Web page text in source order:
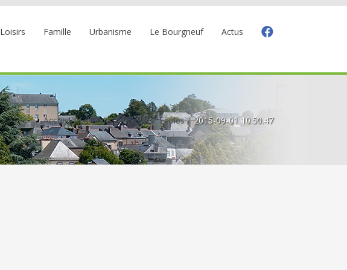
Loisirs Famille Urbanisme Le Bourgneuf Actus
Accueil Enfance, jeunesse Ecoles 2015-09-01 10.50.47